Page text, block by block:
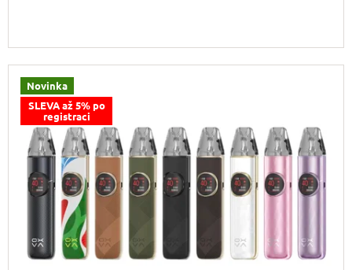
Novinka
SLEVA až 5% po
registraci